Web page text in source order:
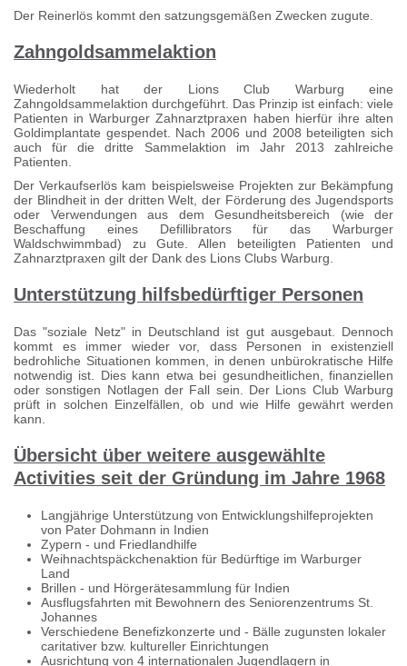
Der Reinerlös kommt den satzungsgemäßen Zwecken zugute.
Zahngoldsammelaktion
Wiederholt hat der Lions Club Warburg eine
Zahngoldsammelaktion durchgeführt. Das Prinzip ist einfach: viele
Patienten in Warburger Zahnarztpraxen haben hierfür ihre alten
Goldimplantate gespendet. Nach 2006 und 2008 beteiligten sich
auch für die dritte Sammelaktion im Jahr 2013 zahlreiche
Patienten.
Der Verkaufserlös kam beispielsweise Projekten zur Bekämpfung
der Blindheit in der dritten Welt, der Förderung des Jugendsports
oder Verwendungen aus dem Gesundheitsbereich (wie der
Beschaffung eines Defillibrators für das Warburger
Waldschwimmbad) zu Gute. Allen beteiligten Patienten und
Zahnarztpraxen gilt der Dank des Lions Clubs Warburg.
Unterstützung hilfsbedürftiger Personen
Das "soziale Netz" in Deutschland ist gut ausgebaut. Dennoch
kommt es immer wieder vor, dass Personen in existenziell
bedrohliche Situationen kommen, in denen unbürokratische Hilfe
notwendig ist. Dies kann etwa bei gesundheitlichen, finanziellen
oder sonstigen Notlagen der Fall sein. Der Lions Club Warburg
prüft in solchen Einzelfällen, ob und wie Hilfe gewährt werden
kann.
Übersicht über weitere ausgewählte
Activities seit der Gründung im Jahre 1968
Langjährige Unterstützung von Entwicklungshilfeprojekten
von Pater Dohmann in Indien
Zypern - und Friedlandhilfe
Weihnachtspäckchenaktion für Bedürftige im Warburger
Land
Brillen - und Hörgerätesammlung für Indien
Ausflugsfahrten mit Bewohnern des Seniorenzentrums St.
Johannes
Verschiedene Benefizkonzerte und - Bälle zugunsten lokaler
caritativer bzw. kultureller Einrichtungen
Ausrichtung von 4 internationalen Jugendlagern in